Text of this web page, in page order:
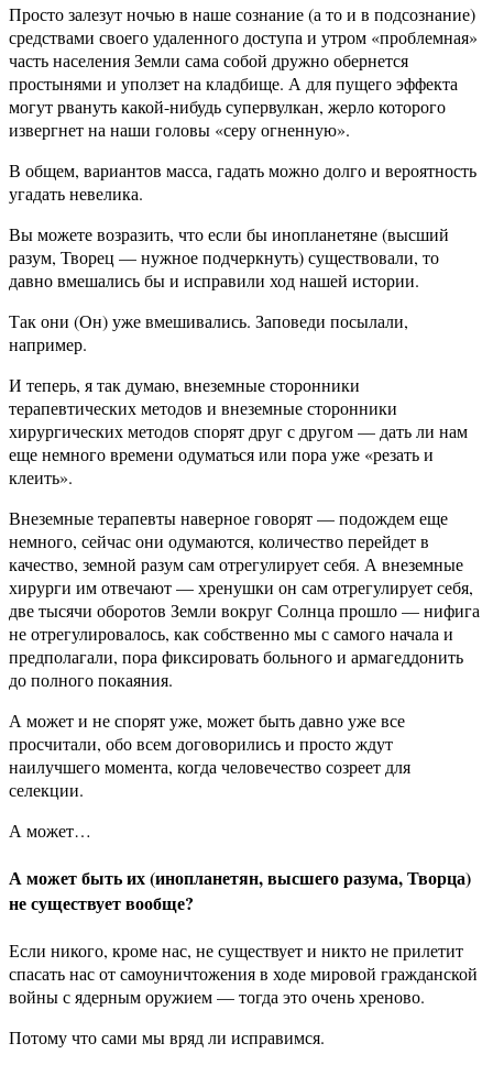
Просто залезут ночью в наше сознание (а то и в подсознание)
средствами своего удаленного доступа и утром «проблемная»
часть населения Земли сама собой дружно обернется
простынями и уползет на кладбище. А для пущего эффекта
могут рвануть какой-нибудь супервулкан, жерло которого
извергнет на наши головы «серу огненную».
В общем, вариантов масса, гадать можно долго и вероятность
угадать невелика.
Вы можете возразить, что если бы инопланетяне (высший
разум, Творец — нужное подчеркнуть) существовали, то
давно вмешались бы и исправили ход нашей истории.
Так они (Он) уже вмешивались. Заповеди посылали,
например.
И теперь, я так думаю, внеземные сторонники
терапевтических методов и внеземные сторонники
хирургических методов спорят друг с другом — дать ли нам
еще немного времени одуматься или пора уже «резать и
клеить».
Внеземные терапевты наверное говорят — подождем еще
немного, сейчас они одумаются, количество перейдет в
качество, земной разум сам отрегулирует себя. А внеземные
хирурги им отвечают — хренушки он сам отрегулирует себя,
две тысячи оборотов Земли вокруг Солнца прошло — нифига
не отрегулировалось, как собственно мы с самого начала и
предполагали, пора фиксировать больного и армагеддонить
до полного покаяния.
А может и не спорят уже, может быть давно уже все
просчитали, обо всем договорились и просто ждут
наилучшего момента, когда человечество созреет для
селекции.
А может…
А может быть их (инопланетян, высшего разума, Творца)
не существует вообще?
Если никого, кроме нас, не существует и никто не прилетит
спасать нас от самоуничтожения в ходе мировой гражданской
войны с ядерным оружием — тогда это очень хреново.
Потому что сами мы вряд ли исправимся.